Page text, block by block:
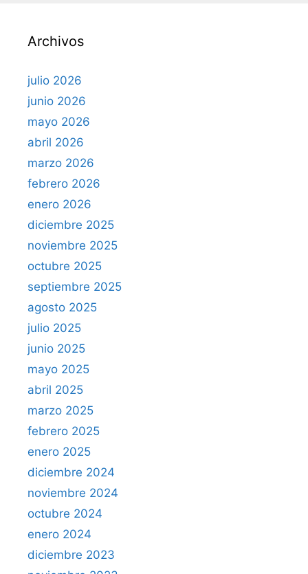
:
Archivos
julio 2026
junio 2026
mayo 2026
abril 2026
marzo 2026
febrero 2026
enero 2026
diciembre 2025
noviembre 2025
octubre 2025
septiembre 2025
agosto 2025
julio 2025
junio 2025
mayo 2025
abril 2025
marzo 2025
febrero 2025
enero 2025
diciembre 2024
noviembre 2024
octubre 2024
enero 2024
diciembre 2023